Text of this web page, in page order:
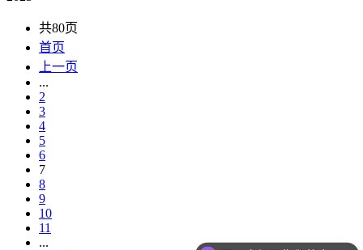
共80页
首页
上一页
...
2
3
4
5
6
7
8
9
10
11
...